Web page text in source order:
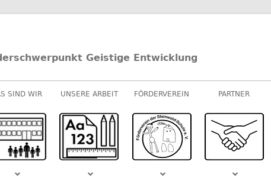
Geistige Entwicklung
SIND WIR UNSERE ARBEIT FÖRDERVEREIN PARTNER